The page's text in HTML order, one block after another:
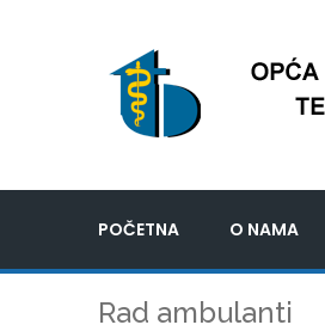
POČETNA O NAMA
Rad ambulanti